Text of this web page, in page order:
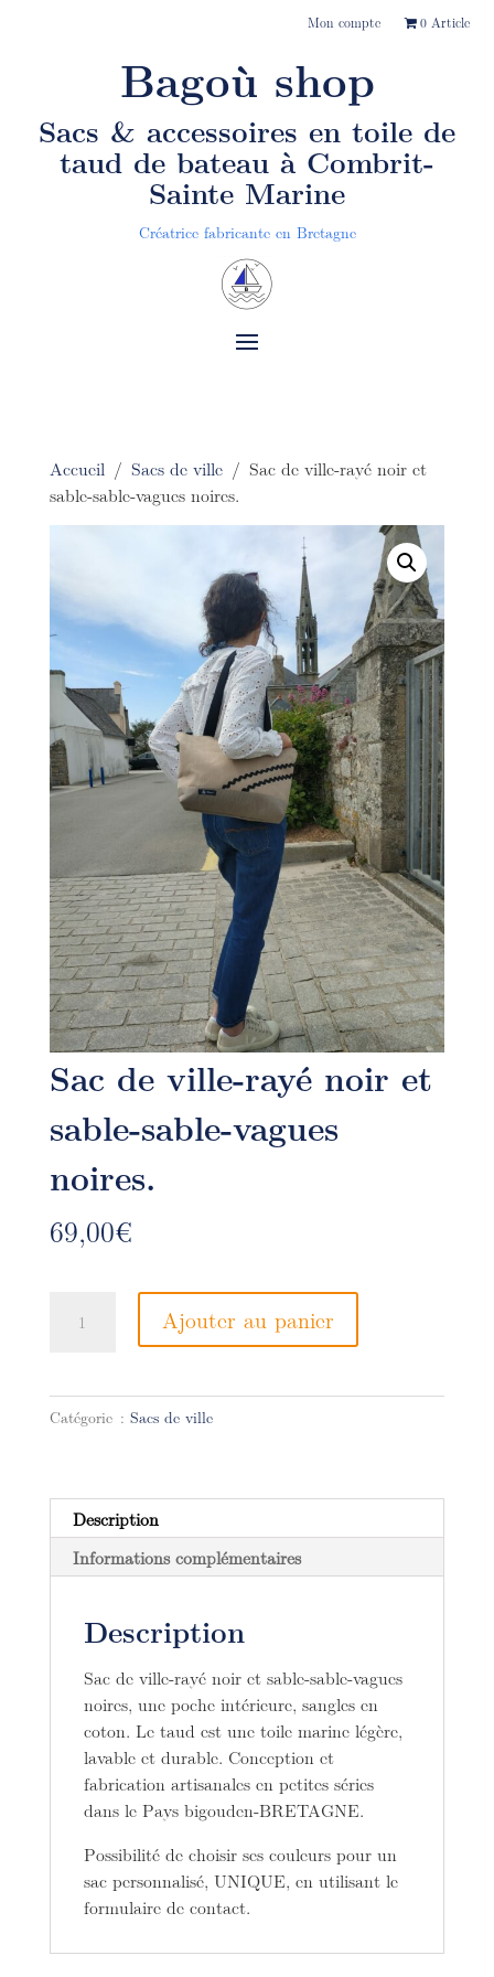
Mon compte 0 Article
Bagoù shop
Sacs & accessoires en toile de
taud de bateau à Combrit-
Sainte Marine
Créatrice fabricante en Bretagne
Accueil / Sacs de ville/ Sac de ville-rayé noir et
sable-sable-vagues noires.
Sac de ville-rayé noir et
sable-sable-vagues
noires.
69,00€
ville-
sable-
sable-
vagues
Ajouter au panier
Catégorie : Sacs de ville
Description
Informations complémentaires
Description
Sac de ville-rayé noir et sable-sable-vagues
noires, une poche intérieure, sangles en
coton. Le taud est une toile marine légère,
lavable et durable. Conception et
fabrication artisanales en petites séries
dans le Pays bigouden-BRETAGNE.
Possibilité de choisir ses couleurs pour un
sac personnalisé, UNIQUE, en utilisant le
formulaire de contact.